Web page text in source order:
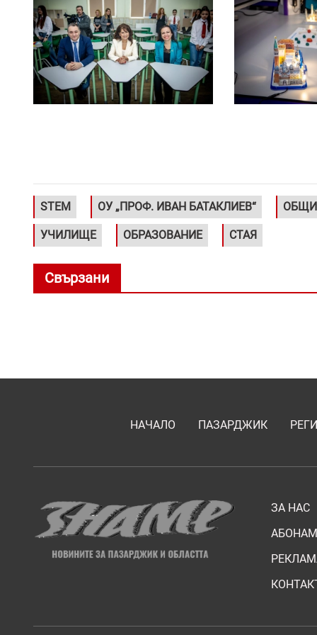
STEM ОУ „ПРОФ. ИВАН БАТАКЛИЕВ“
УЧИЛИЩЕ ОБРАЗОВАНИЕ СТАЯ
Свързани
НАЧАЛО ПАЗАРДЖИК
ЗА НАС